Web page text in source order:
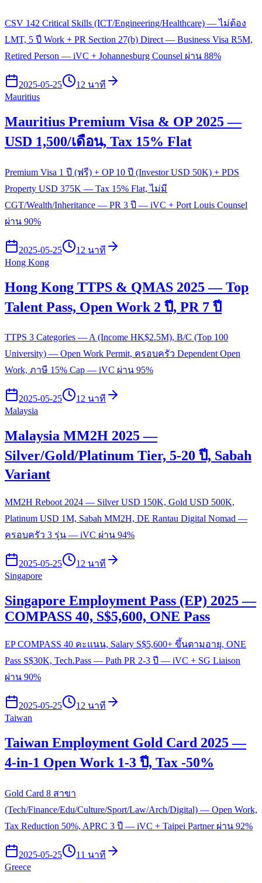
CSV 142 Critical Skills (ICT/Engineering/Healthcare) — ไม่ต้อง
LMT, 5 ปี Work + PR Section 27(b) Direct — Business Visa R5M,
Retired Person — iVC + Johannesburg Counsel ผ่าน 88%
2025-05-25
12 นาที
Mauritius
Mauritius Premium Visa & OP 2025 —
USD 1,500/เดือน, Tax 15% Flat
Premium Visa 1 ปี (ฟรี) + OP 10 ปี (Investor USD 50K) + PDS
Property USD 375K — Tax 15% Flat, ไม่มี
CGT/Wealth/Inheritance — PR 3 ปี — iVC + Port Louis Counsel
ผ่าน 90%
2025-05-25
12 นาที
Hong Kong
Hong Kong TTPS & QMAS 2025 — Top
Talent Pass, Open Work 2 ปี, PR 7 ปี
TTPS 3 Categories — A (Income HK$2.5M), B/C (Top 100
University) — Open Work Permit, ครอบครัว Dependent Open
Work, ภาษี 15% Cap — iVC ผ่าน 95%
2025-05-25
12 นาที
Malaysia
Malaysia MM2H 2025 —
Silver/Gold/Platinum Tier, 5-20 ปี, Sabah
Variant
MM2H Reboot 2024 — Silver USD 150K, Gold USD 500K,
Platinum USD 1M, Sabah MM2H, DE Rantau Digital Nomad —
ครอบครัว 3 รุ่น — iVC ผ่าน 94%
2025-05-25
12 นาที
Singapore
Singapore Employment Pass (EP) 2025 —
COMPASS 40, S$5,600, ONE Pass
EP COMPASS 40 คะแนน, Salary S$5,600+ ขึ้นตามอายุ, ONE
Pass S$30K, Tech.Pass — Path PR 2-3 ปี — iVC + SG Liaison
ผ่าน 90%
2025-05-25
12 นาที
Taiwan
Taiwan Employment Gold Card 2025 —
4-in-1 Open Work 1-3 ปี, Tax -50%
Gold Card 8 สาขา
(Tech/Finance/Edu/Culture/Sport/Law/Arch/Digital) — Open Work,
Tax Reduction 50%, APRC 3 ปี — iVC + Taipei Partner ผ่าน 92%
2025-05-25
11 นาที
Greece